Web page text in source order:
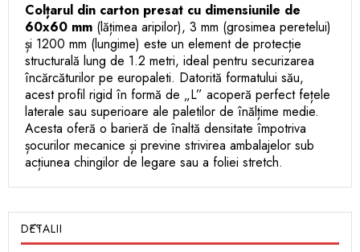
Colțarul din carton presat cu dimensiunile de
60x60 mm (lățimea aripilor), 3 mm (grosimea peretelui)
și 1200 mm (lungime) este un element de protecție
structurală lung de 1.2 metri, ideal pentru securizarea
încărcăturilor pe europaleti. Datorită formatului său,
acest profil rigid în formă de „L” acoperă perfect fețele
laterale sau superioare ale paletilor de înălțime medie.
Acesta oferă o barieră de înaltă densitate împotriva
șocurilor mecanice și previne strivirea ambalajelor sub
acțiunea chingilor de legare sau a foliei stretch.
DETALII